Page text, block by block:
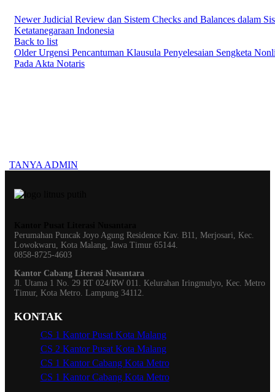
Newer Judicial Review dan Sistem Checks and Balances dalam
Ketatanegaraan Indonesia
Back to list
Older Urgensi Pencantuman Klausula Penyelesaian Sengketa
Pada Akta Notaris
TANYA ADMIN
Perumahan Puncak Joyo Agung Residence Kav. B11, Merjosari, Kec.
Lowokwaru, Kota Malang, Jawa Timur 65144.
0858-8725-4603
Kantor Cabang Literasi Nusantara
Jl. Utama 1 No. 29 RT 024/RW 011. Kelurahan Iringmulyo, Kec. Metro
Timur, Kota Metro. Lampung 34112.
KONTAK
CS 1 Kantor Pusat Kota Malang
CS 2 Kantor Pusat Kota Malang
CS 1 Kantor Cabang Kota Metro
CS 1 Kantor Cabang Kota Metro